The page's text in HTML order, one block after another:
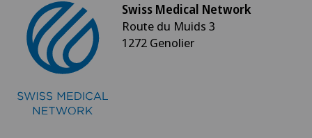
Swiss Medical Network
Route du Muids 3
1272 Genolier